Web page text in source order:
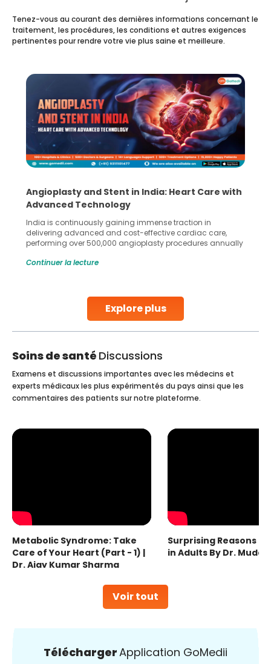
Explore plus
Tenez-vous au courant des dernières informations concernant le
traitement, les procédures, les conditions et autres exigences
pertinentes pour rendre votre vie plus saine et meilleure.
Care with
care,
annually
and
5 Essential Steps for Effective Human
Collection and Processing Methods
Human sperm collection and processing are
in advanced reproductive techniques like In Vitro
Fertilization (IVF) and intrauterine insemination
challenges and help couples achieve their dream
collected, they process the
Continue Reading
Continuer la lecture
Soins de santé Discussions
Voir tout
Examens et discussions importantes avec les médecins et
experts médicaux les plus expérimentés du pays ainsi que les
commentaires des patients sur notre plateforme.
Metabolic Syndrome: Take
Care of Your Heart (Part - 1) |
Dr. Ajay Kumar Sharma
Surprising Reasons
in Adults By Dr.
TéléchargerApplication GoMedii